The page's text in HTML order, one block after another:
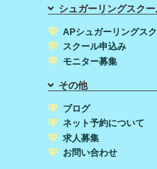
シュガーリングスクー
APシュガーリングス
スクール申込み
モニター募集
その他
ブログ
ネット予約について
求人募集
お問い合わせ